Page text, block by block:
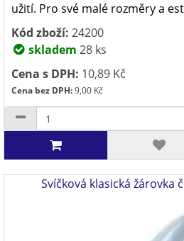
užití. Pro své malé rozměry a
Kód zboží: 24200
skladem 28 ks
Cena s DPH: 10,89 Kč
Cena bez DPH:9,00 Kč
Svíčková klasická žárovka